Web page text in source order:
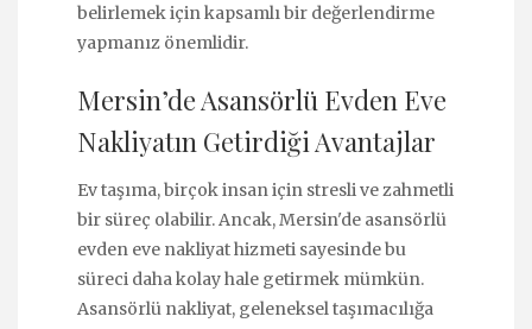
belirlemek için kapsamlı bir değerlendirme
yapmanız önemlidir.
Mersin’de Asansörlü Evden Eve
Nakliyatın Getirdiği Avantajlar
Ev taşıma, birçok insan için stresli ve zahmetli
bir süreç olabilir. Ancak, Mersin'de asansörlü
evden eve nakliyat hizmeti sayesinde bu
süreci daha kolay hale getirmek mümkün.
Asansörlü nakliyat, geleneksel taşımacılığa